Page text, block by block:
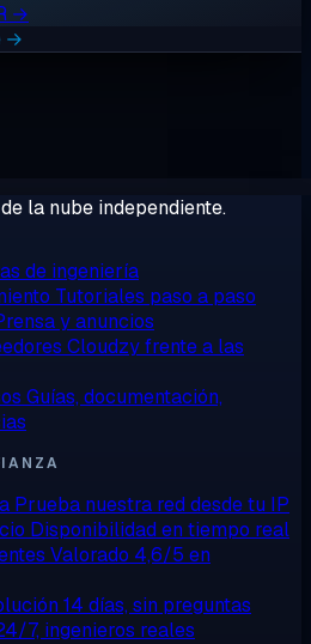
→
→
la nube independiente.
de ingeniería
Tutoriales paso a paso
y anuncios
Cloudzy frente a las
Guías, documentación,
Prueba nuestra red desde tu IP
Disponibilidad en tiempo real
Valorado 4,6/5 en
14 días, sin preguntas
7, ingenieros reales